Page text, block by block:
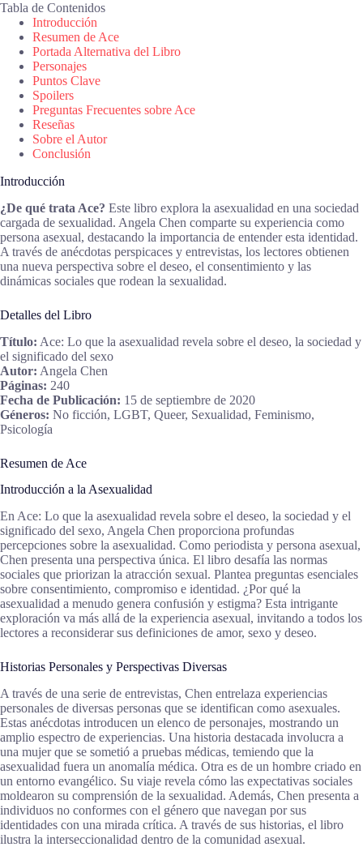
Tabla de Contenidos
Introducción
Resumen de Ace
Portada Alternativa del Libro
Personajes
Puntos Clave
Spoilers
Preguntas Frecuentes sobre Ace
Reseñas
Sobre el Autor
Conclusión
Introducción
¿De qué trata Ace? Este libro explora la asexualidad en una sociedad
cargada de sexualidad. Angela Chen comparte su experiencia como
persona asexual, destacando la importancia de entender esta identidad.
A través de anécdotas perspicaces y entrevistas, los lectores obtienen
una nueva perspectiva sobre el deseo, el consentimiento y las
dinámicas sociales que rodean la sexualidad.
Detalles del Libro
Título: Ace: Lo que la asexualidad revela sobre el deseo, la sociedad y
el significado del sexo
Autor: Angela Chen
Páginas: 240
Fecha de Publicación: 15 de septiembre de 2020
Géneros: No ficción, LGBT, Queer, Sexualidad, Feminismo,
Psicología
Resumen de Ace
Introducción a la Asexualidad
En Ace: Lo que la asexualidad revela sobre el deseo, la sociedad y el
significado del sexo, Angela Chen proporciona profundas
percepciones sobre la asexualidad. Como periodista y persona asexual,
Chen presenta una perspectiva única. El libro desafía las normas
sociales que priorizan la atracción sexual. Plantea preguntas esenciales
sobre consentimiento, compromiso e identidad. ¿Por qué la
asexualidad a menudo genera confusión y estigma? Esta intrigante
exploración va más allá de la experiencia asexual, invitando a todos los
lectores a reconsiderar sus definiciones de amor, sexo y deseo.
Historias Personales y Perspectivas Diversas
A través de una serie de entrevistas, Chen entrelaza experiencias
personales de diversas personas que se identifican como asexuales.
Estas anécdotas introducen un elenco de personajes, mostrando un
amplio espectro de experiencias. Una historia destacada involucra a
una mujer que se sometió a pruebas médicas, temiendo que la
asexualidad fuera un anomalía médica. Otra es de un hombre criado en
un entorno evangélico. Su viaje revela cómo las expectativas sociales
moldearon su comprensión de la sexualidad. Además, Chen presenta a
individuos no conformes con el género que navegan por sus
identidades con una mirada crítica. A través de sus historias, el libro
ilustra la interseccionalidad dentro de la comunidad asexual.